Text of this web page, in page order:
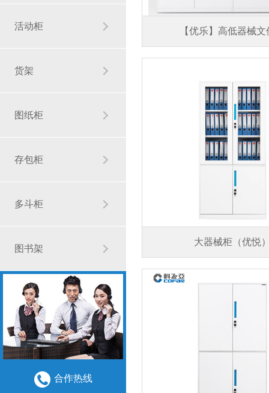
活动柜
货架
图纸柜
存包柜
多斗柜
图书架
合作热线
【优乐】高低器械文
大器械柜（优悦